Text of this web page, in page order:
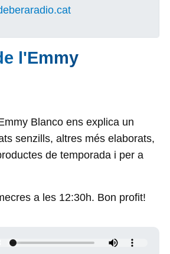
l'Emmy
Blanco ens explica un
senzills, altres més elaborats,
de temporada i per a
a les 12:30h. Bon profit!